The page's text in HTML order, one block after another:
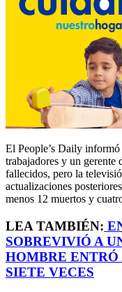
El People’s Daily
trabajadores y un gerente
fallecidos, pero la
actualizaciones
menos 12 muertos y
LEA TAMBIÉN:
SOBREVIVIÓ A
HOMBRE ENTRÓ
SIETE VECES